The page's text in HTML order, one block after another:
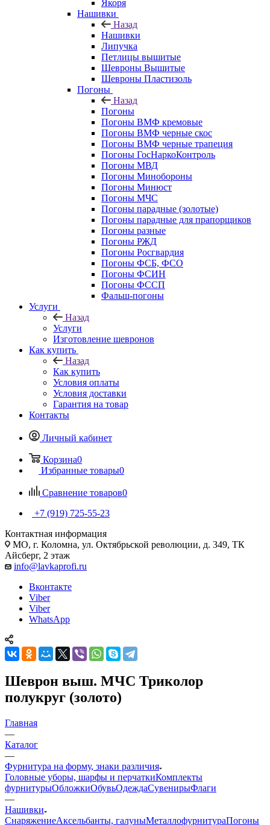
Якоря
Нашивки
Назад
Нашивки
Липучка
Петлицы вышитые
Шевроны Вышитые
Шевроны Пластизоль
Погоны
Назад
Погоны
Погоны ВМФ кремовые
Погоны ВМФ черные скос
Погоны ВМФ черные трапеция
Погоны ГосНаркоКонтроль
Погоны МВД
Погоны Минобороны
Погоны Минюст
Погоны МЧС
Погоны парадные (золотые)
Погоны парадные для прапорщиков
Погоны разные
Погоны РЖД
Погоны Росгвардия
Погоны ФСБ, ФСО
Погоны ФСИН
Погоны ФССП
Фальш-погоны
Услуги
Назад
Услуги
Изготовление шевронов
Как купить
Назад
Как купить
Условия оплаты
Условия доставки
Гарантия на товар
Контакты
Личный кабинет
Корзина0
Избранные товары0
Сравнение товаров0
+7 (919) 725-55-23
Контактная информация
МО, г. Коломна, ул. Октябрьской революции, д. 349, ТК
Айсберг, 2 этаж
info@lavkaprofi.ru
Вконтакте
Viber
Viber
WhatsApp
Шеврон выш. МЧС Триколор
полукруг (золото)
Главная
—
Каталог
—
Фурнитура на форму, знаки различия
Головные уборы, шарфы и перчаткиКомплекты
фурнитурыОбложкиОбувьОдеждаСувенирыФлаги
—
Нашивки
СнаряжениеАксельбанты, галуныМеталлофурнитураПогоны